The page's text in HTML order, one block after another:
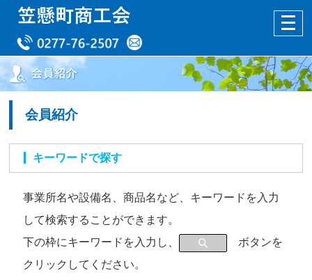
会員紹介
キーワードで探す
事業所名や設備名、商品名など、キーワードを入力
して検索することができます。
下の枠にキーワードを入力し、
ボタンを
クリックしてください。